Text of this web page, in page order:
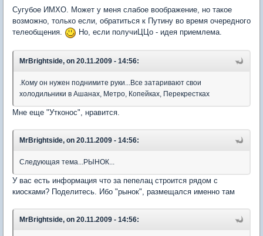
Сугубое ИМХО. Может у меня слабое воображение, но такое
возможно, только если, обратиться к Путину во время очередного
телеобщения.
Но, если получиЦЦо - идея приемлема.
MrBrightside, on 20.11.2009 - 14:56:
.Кому он нужен поднимите руки...Все затаривают свои
холодильники в Ашанах, Метро, Копейках, Перекрестках
Мне еще "Утконос", нравится.
MrBrightside, on 20.11.2009 - 14:56:
Следующая тема...РЫНОК...
У вас есть информация что за пепелац строится рядом с
киосками? Поделитесь. Ибо "рынок", размещался именно там
MrBrightside, on 20.11.2009 - 14:56: